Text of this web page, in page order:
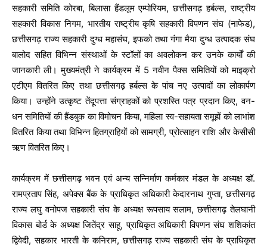
सहकारी समिति कोरबा, बिलासा हैंडलूम एम्पोरियम, छत्तीसगढ़ हर्बल्स, राष्ट्रीय
सहकारी विकास निगम, भारतीय राष्ट्रीय कृषि सहकारी विपणन संघ (नाफेड),
छत्तीसगढ़ राज्य सहकारी दुग्ध महासंघ, इफको तथा गंगा मैया दुग्ध उत्पादक संघ
बालोद सहित विभिन्न संस्थाओं के स्टॉलों का अवलोकन कर उनके कार्यों की
जानकारी ली। मुख्यमंत्री ने कार्यक्रम में 5 नवीन पैक्स समितियों को माइक्रो
एटीएम वितरित किए तथा छत्तीसगढ़ हर्बल्स के पांच नए उत्पादों का लोकार्पण
किया। उन्होंने उत्कृष्ट तेंदूपत्ता संग्राहकों को प्रशस्ति पत्र प्रदान किए, वन-
धन समितियों की हैंडबुक का विमोचन किया, महिला स्व-सहायता समूहों को लाभांश
वितरित किया तथा विभिन्न हितग्राहियों को सामग्री, प्रोत्साहन राशि और केसीसी
ऋण वितरित किए।
कार्यक्रम में छत्तीसगढ़ भवन एवं अन्य सन्निर्माण कर्मकार मंडल के अध्यक्ष डॉ.
रामप्रताप सिंह, अपेक्स बैंक के प्राधिकृत अधिकारी केदारनाथ गुप्ता, छत्तीसगढ़
राज्य लघु वनोपज सहकारी संघ के अध्यक्ष रूपसाय सलाम, छत्तीसगढ़ तेलघानी
विकास बोर्ड के अध्यक्ष जितेंद्र साहू, प्राधिकृत अधिकारी विपणन संघ शशिकांत
द्विवेदी, सहकार भारती के कनिराम, छत्तीसगढ़ राज्य सहकारी संघ के प्राधिकृत